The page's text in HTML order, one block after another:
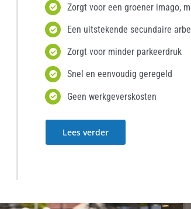
Zorgt voor een groener imago,
Een uitstekende secundaire
Zorgt voor minder parkeerdruk
Snel en eenvoudig geregeld
Geen werkgeverskosten
Lees verder